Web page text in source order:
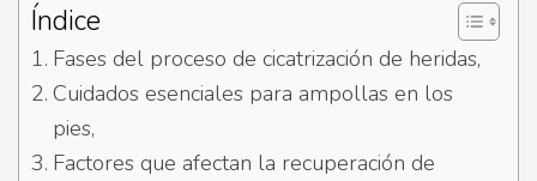
Índice
Fases del proceso de cicatrización de heridas,
Cuidados esenciales para ampollas en los
pies,
Factores que afectan la recuperación de